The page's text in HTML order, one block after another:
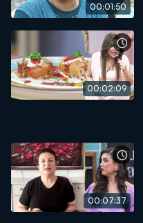
00:01:50
00:02:09
00:07:37